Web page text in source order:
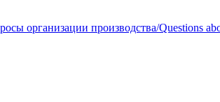
организации производства/Questions